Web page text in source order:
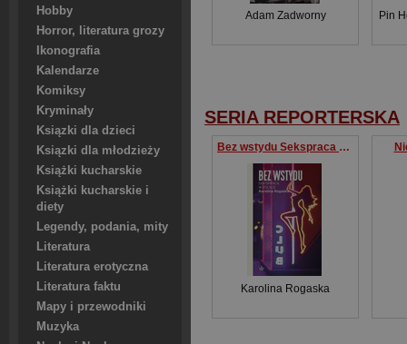
Hobby
Horror, literatura grozy
Ikonografia
Kalendarze
Komiksy
Kryminały
Ksiązki dla dzieci
Ksiązki dla młodzieży
Książki kucharskie
Książki kucharskie i
diety
Legendy, podania, mity
Literatura
Literatura erotyczna
Literatura faktu
Mapy i przewodniki
Muzyka
Adam Zadworny Pin
SERIA REPORTERSKA
Bez wstydu Sekspraca w Polsce
Karolina Rogaska